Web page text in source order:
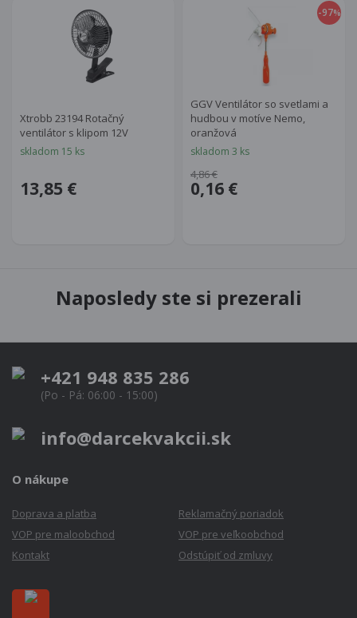
Xtrobb 23194 Rotačný
ventilátor s klipom 12V
skladom 15 ks
13,85 €
-97%
GGV Ventilátor so svetlami a
hudbou v motíve Nemo,
oranžová
skladom 3 ks
0,16 €
4,86 €
Naposledy ste si prezerali
+421 948 835 286
(Po - Pá: 06:00 - 15:00)
info@darcekvakcii.sk
O nákupe
Doprava a platba
Reklamačný poriadok
VOP pre maloobchod
VOP pre veľkoobchod
Kontakt
Odstúpiť od zmluvy